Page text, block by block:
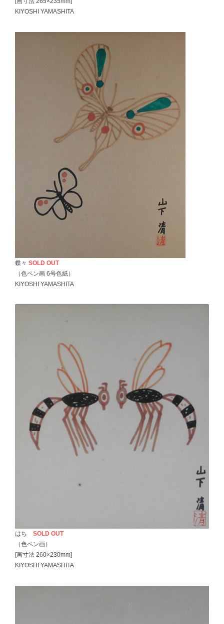
KIYOSHI YAMASHITA
蝶々 SOLD OUT
（色ペン画 6号色紙）
KIYOSHI YAMASHITA
はち
SOLD OUT
（色ペン画）
[画寸法 260×230mm]
KIYOSHI YAMASHITA